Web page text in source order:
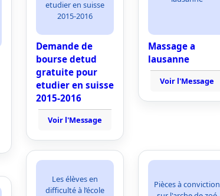
etudier en suisse
2015-2016
Demande de
bourse detud
gratuite pour
etudier en suisse
2015-2016
Voir l'Message
Massage a
lausanne
Voir l'Message
Les élèves en
difficulté à l’école
Pièces à conviction